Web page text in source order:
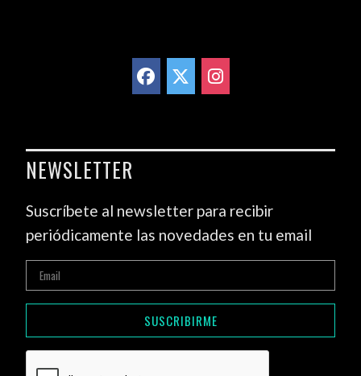
NEWSLETTER
Suscríbete al newsletter para recibir
periódicamente las novedades en tu email
SUSCRIBIRME